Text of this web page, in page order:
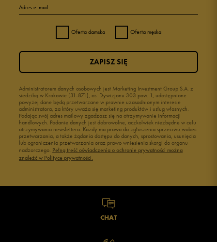
Adres e-mail
Oferta damska Oferta męska
Administratorem danych osobowych jest Marketing Investment Group S.A. z
siedzibą w Krakowie (31-871), os. Dywizjonu 303 paw. 1, udostępnione
powyżej dane będą przetwarzane w prawnie uzasadnionym interesie
administratora, za który uważa się marketing produktów i usług własnych.
Podając swój adres mailowy zgadzasz się na otrzymywanie informacji
handlowych. Podanie danych jest dobrowolne, aczkolwiek niezbędne w celu
otrzymywania newslettera. Każdy ma prawo do zgłoszenia sprzeciwu wobec
przetwarzania, a także żądania dostępu do danych, sprostowania, usunięcia
lub ograniczenia przetwarzania oraz prawo wniesienia skargi do organu
nadzorczego. Pełną treść oświadczenia o ochronie prywatności można
znaleźć w Polityce prywatności.
ZAPISZ SIĘ
CHAT